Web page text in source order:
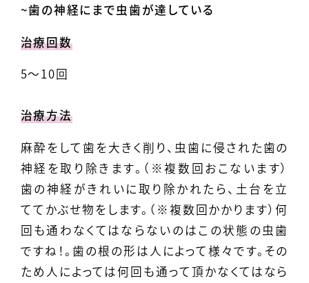
~歯の神経にまで虫歯が達している
治療回数
5～10回
治療方法
麻酔をして歯を大きく削り、虫歯に侵された歯の
神経を取り除きます。（※複数回おこないます）
歯の神経がきれいに取り除かれたら、土台を立
ててかぶせ物をします。（※複数回かかります）何
回も通わなくてはならないのはこの状態の虫歯
ですね！。歯の根の形は人によって様々です。その
ため人によっては何回も通って頂かなくてはなら